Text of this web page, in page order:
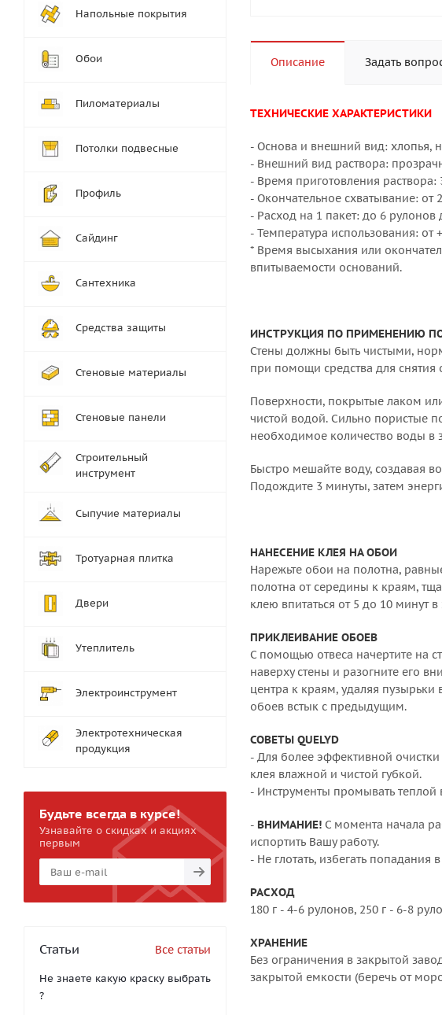
Описание Задать
ТЕХНИЧЕСКИЕ ХАРАКТЕРИСТИКИ
- Основа и внешний вид: хлопья,
- Внешний вид раствора:
- Время приготовления раствора:
- Окончательное схватывание: от
- Расход на 1 пакет: до 6 рулонов
- Температура использования: от
* Время высыхания или
впитываемости оснований.
ИНСТРУКЦИЯ ПО ПРИМЕНЕНИЮ
Стены должны быть чистыми,
при помощи средства для снятия
Поверхности, покрытые лаком
чистой водой. Сильно пористые
необходимое количество воды в
Быстро мешайте воду, создавая
Подождите 3 минуты, затем
НАНЕСЕНИЕ КЛЕЯ НА ОБОИ
Нарежьте обои на полотна,
полотна от середины к краям,
клею впитаться от 5 до 10 минут
ПРИКЛЕИВАНИЕ ОБОЕВ
С помощью отвеса начертите на
наверху стены и разогните его
центра к краям, удаляя
обоев встык с предыдущим.
СОВЕТЫ QUELYD
- Для более эффективной
клея влажной и чистой губкой.
- Инструменты промывать теплой
- ВНИМАНИЕ! С момента начала
испортить Вашу работу.
- Не глотать, избегать попадания
РАСХОД
180 г - 4-6 рулонов, 250 г - 6-8
ХРАНЕНИЕ
Без ограничения в закрытой
закрытой емкости (беречь от
Напольные покрытия
Обои
Пиломатериалы
Потолки подвесные
Профиль
Сайдинг
Сантехника
Средства защиты
Стеновые материалы
Стеновые панели
Строительный
инструмент
Сыпучие материалы
Тротуарная плитка
Двери
Утеплитель
Электроинструмент
Электротехническая
продукция
Будьте всегда в курсе!
Узнавайте о скидках и акциях
первым
Статьи Все статьи
Не знаете какую краску выбрать
?